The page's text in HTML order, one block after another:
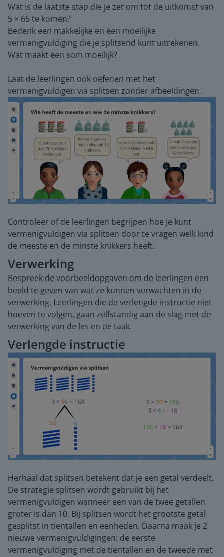
Wat is de laatste stap die je zet om tot de uitkomst van
5 × 65 te komen?
Bedenk een makkelijke en een moeilijke
vermenigvuldiging die je splitsend kunt uitrekenen.
Wat maakt een som moeilijk?
Laat de leerlingen ook oefenen met het
vermenigvuldigen via splitsen zonder afbeeldingen.
Controleer of de leerlingen begrijpen hoe je kunt
vermenigvuldigen via splitsen door te vragen welk kind
de meeste en de minste knikkers heeft.
Verwerking
Bespreek de voorbeeldopgaven om de leerlingen een
beeld te geven van wat ze kunnen verwachten in de
verwerking. Leerlingen die de verlengde instructie niet
hoeven te volgen, gaan zelfstandig aan de slag met de
verwerking van de les en de taak.
Verlengde instructie
Herhaal dat splitsen betekent dat je een getal verdeelt.
De strategie splitsen wordt gebruikt bij het
vermenigvuldigen wanneer een van de twee getallen
groter is dan 10. Bij splitsen wordt het grootste getal
gesplitst in tientallen en eenheden. Daarna maak je 2
nieuwe vermenigvuldigingen: de eerste
vermenigvuldiging met de tientallen en de tweede met